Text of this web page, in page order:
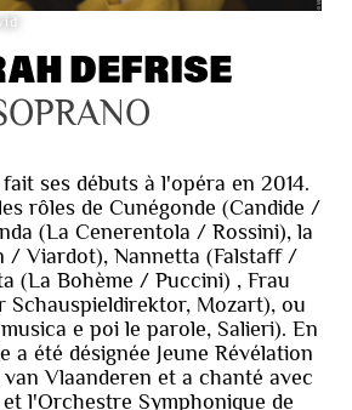
DEFRISE
ses débuts à l'opéra en 2014.
rôles de Cunégonde (Candide /
(La Cenerentola / Rossini), la
/ Viardot), Nannetta (Falstaff /
(La Bohème / Puccini) , Frau
Schauspieldirektor, Mozart), ou
e poi le parole, Salieri). En
a été désignée Jeune Révélation
Vlaanderen et a chanté avec
et l'Orchestre Symphonique de